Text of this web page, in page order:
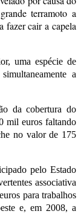
terramoto a
fazer cair a capela
uma espécie de
a
da cobertura do
mil euros faltando
no valor de 175
pelo Estado
associativa
para trabalhos
e, em 2008, a